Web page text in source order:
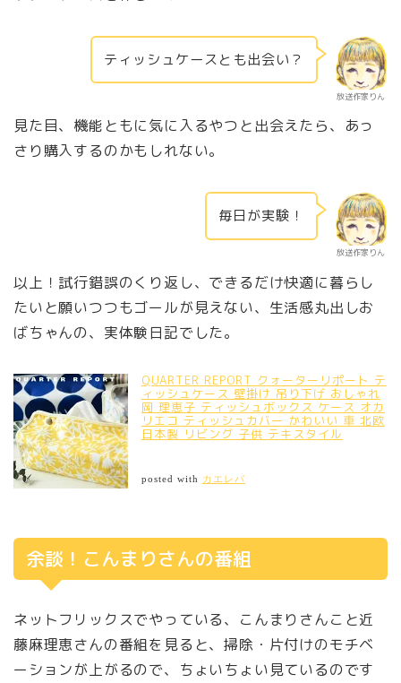
放送作家りん
ティッシュケースとも出会い？
見た目、機能ともに気に入るやつと出会えたら、あっ
さり購入するのかもしれない。
放送作家りん
毎日が実験！
以上！試行錯誤のくり返し、できるだけ快適に暮らし
たいと願いつつもゴールが見えない、生活感丸出しお
ばちゃんの、実体験日記でした。
QUARTER REPORT クォーターリポート テ
ィッシュケース 壁掛け 吊り下げ おしゃれ
岡 理恵子 ティッシュボックス ケース オカ
リエコ ティッシュカバー かわいい 車 北欧
日本製 リビング 子供 テキスタイル
posted with カエレバ
余談！こんまりさんの番組
ネットフリックスでやっている、こんまりさんこと近
藤麻理恵さんの番組を見ると、掃除・片付けのモチベ
ーションが上がるので、ちょいちょい見ているのです